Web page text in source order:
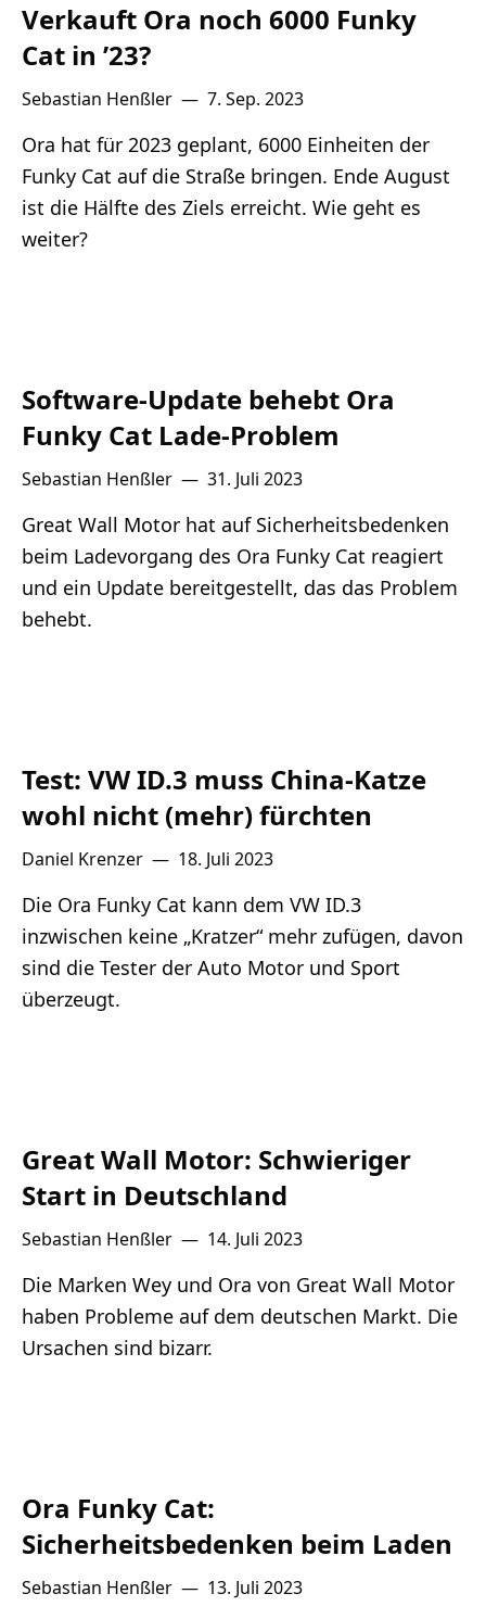
Verkauft Ora noch 6000 Funky
Cat in ’23?
Sebastian Henßler — 7. Sep. 2023
Ora hat für 2023 geplant, 6000 Einheiten der
Funky Cat auf die Straße bringen. Ende August
ist die Hälfte des Ziels erreicht. Wie geht es
weiter?
Software-Update behebt Ora
Funky Cat Lade-Problem
Sebastian Henßler — 31. Juli 2023
Great Wall Motor hat auf Sicherheitsbedenken
beim Ladevorgang des Ora Funky Cat reagiert
und ein Update bereitgestellt, das das Problem
behebt.
Test: VW ID.3 muss China-Katze
wohl nicht (mehr) fürchten
Daniel Krenzer — 18. Juli 2023
Die Ora Funky Cat kann dem VW ID.3
inzwischen keine „Kratzer“ mehr zufügen, davon
sind die Tester der Auto Motor und Sport
überzeugt.
Great Wall Motor: Schwieriger
Start in Deutschland
Sebastian Henßler — 14. Juli 2023
Die Marken Wey und Ora von Great Wall Motor
haben Probleme auf dem deutschen Markt. Die
Ursachen sind bizarr.
Ora Funky Cat:
Sicherheitsbedenken beim Laden
Sebastian Henßler — 13. Juli 2023